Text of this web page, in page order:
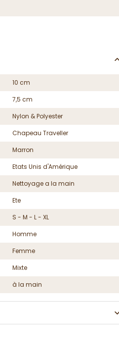
10 cm
7,5 cm
Nylon & Polyester
Chapeau Traveller
Marron
Etats Unis d'Amérique
Nettoyage a la main
Ete
S - M - L - XL
Homme
Femme
Mixte
à la main